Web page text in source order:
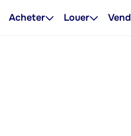
Acheter Louer